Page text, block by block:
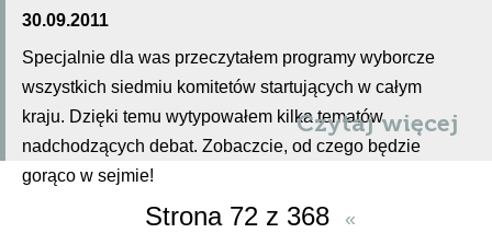
30.09.2011
Specjalnie dla was przeczytałem programy wyborcze
wszystkich siedmiu komitetów startujących w całym
kraju. Dzięki temu wytypowałem kilka tematów
nadchodzących debat. Zobaczcie, od czego będzie
gorąco w sejmie!
Czytaj więcej
Strona 72 z 368 «